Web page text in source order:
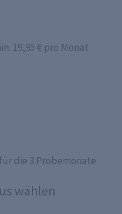
19,95 € pro Monat
die 3 Probemonate
wählen